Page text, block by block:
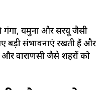
गंगा, यमुना और सरयू जैसी
बड़ी संभावनाएं रखती हैं और
और वाराणसी जैसे शहरों को